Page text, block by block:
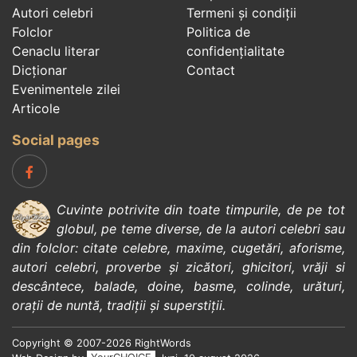
Autori celebri
Folclor
Cenaclu literar
Dicționar
Evenimentele zilei
Articole
Termeni și condiții
Politica de
confidenţialitate
Contact
Social pages
Cuvinte potrivite din toate timpurile, de pe tot
globul, pe teme diverse, de la autori celebrisau
din folclor:citate celebre, maxime,cugetări,aforisme,
autori celebri,proverbe și zicători, ghicitori, vrăji si
descântece, balade, doine, basme, colinde, urături,
orații de nuntă, tradiții și superstiții.
Copyright © 2007-2026 RightWords